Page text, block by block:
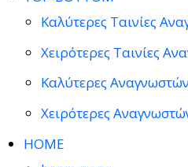
Καλύτερες Ταινίες
Χειρότερες Ταινίες
Καλύτερες
Χειρότερες
HOME